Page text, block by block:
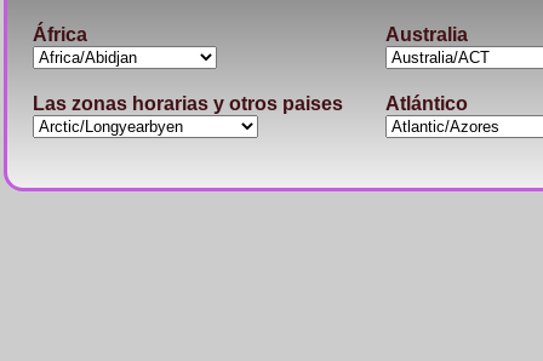
África Australia
Las zonas horarias y otros paises Atlántico